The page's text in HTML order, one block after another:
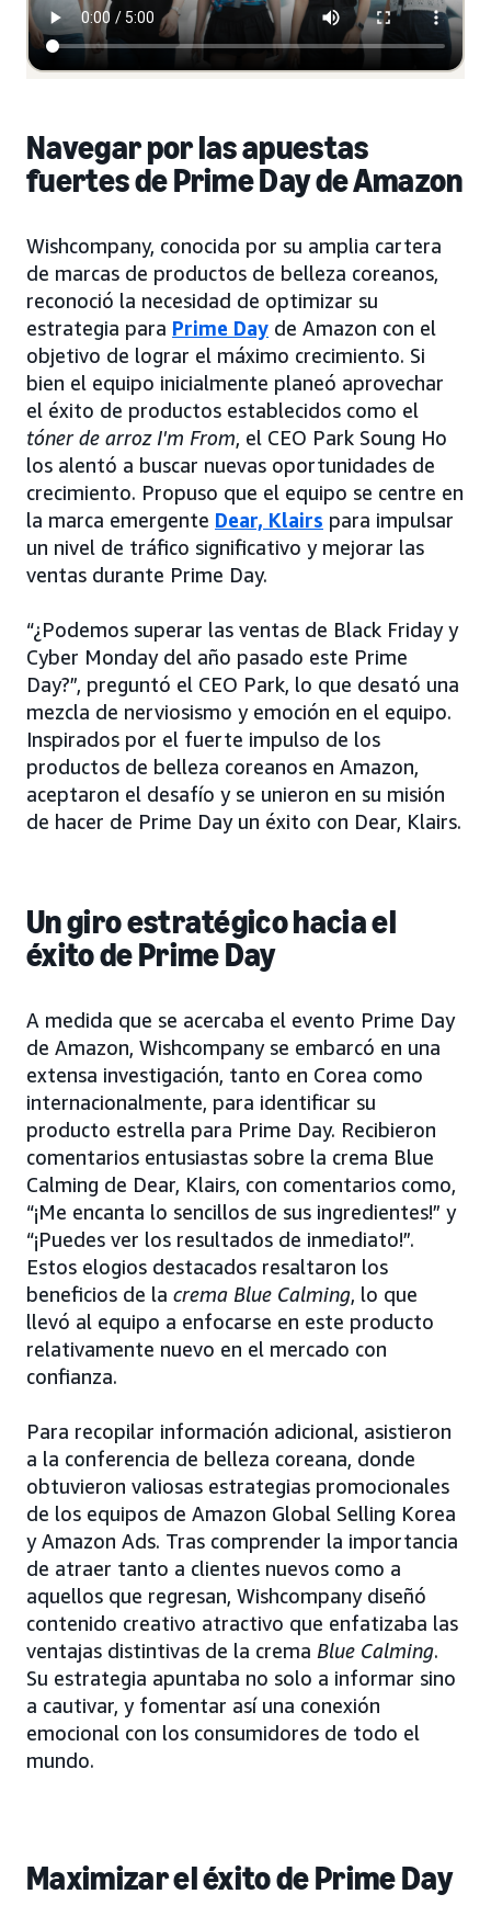
Navegar por las apuestas
fuertes de Prime Day de Amazon
Wishcompany, conocida por su amplia cartera
de marcas de productos de belleza coreanos,
reconoció la necesidad de optimizar su
estrategia para Prime Day de Amazon con el
objetivo de lograr el máximo crecimiento. Si
bien el equipo inicialmente planeó aprovechar
el éxito de productos establecidos como el
tóner de arroz I'm From, el CEO Park Soung Ho
los alentó a buscar nuevas oportunidades de
crecimiento. Propuso que el equipo se centre en
la marca emergente Dear, Klairs para impulsar
un nivel de tráfico significativo y mejorar las
ventas durante Prime Day.
“¿Podemos superar las ventas de Black Friday y
Cyber Monday del año pasado este Prime
Day?”, preguntó el CEO Park, lo que desató una
mezcla de nerviosismo y emoción en el equipo.
Inspirados por el fuerte impulso de los
productos de belleza coreanos en Amazon,
aceptaron el desafío y se unieron en su misión
de hacer de Prime Day un éxito con Dear, Klairs.
Un giro estratégico hacia el
éxito de Prime Day
A medida que se acercaba el evento Prime Day
de Amazon, Wishcompany se embarcó en una
extensa investigación, tanto en Corea como
internacionalmente, para identificar su
producto estrella para Prime Day. Recibieron
comentarios entusiastas sobre la crema Blue
Calming de Dear, Klairs, con comentarios como,
“¡Me encanta lo sencillos de sus ingredientes!” y
“¡Puedes ver los resultados de inmediato!”.
Estos elogios destacados resaltaron los
beneficios de la crema Blue Calming, lo que
llevó al equipo a enfocarse en este producto
relativamente nuevo en el mercado con
confianza.
Para recopilar información adicional, asistieron
a la conferencia de belleza coreana, donde
obtuvieron valiosas estrategias promocionales
de los equipos de Amazon Global Selling Korea
y Amazon Ads. Tras comprender la importancia
de atraer tanto a clientes nuevos como a
aquellos que regresan, Wishcompany diseñó
contenido creativo atractivo que enfatizaba las
ventajas distintivas de la crema Blue Calming.
Su estrategia apuntaba no solo a informar sino
a cautivar, y fomentar así una conexión
emocional con los consumidores de todo el
mundo.
Maximizar el éxito de Prime Day